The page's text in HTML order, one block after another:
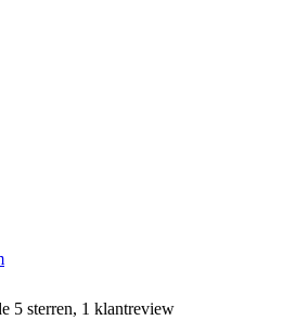
5 sterren, 1 klantreview